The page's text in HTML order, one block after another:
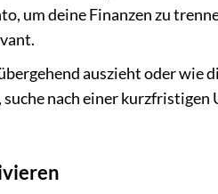
um deine Finanzen zu
auszieht oder wie
suche nach einer